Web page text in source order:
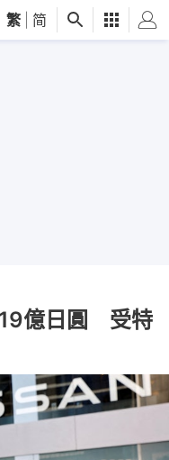
繁 简
億日圓 受特